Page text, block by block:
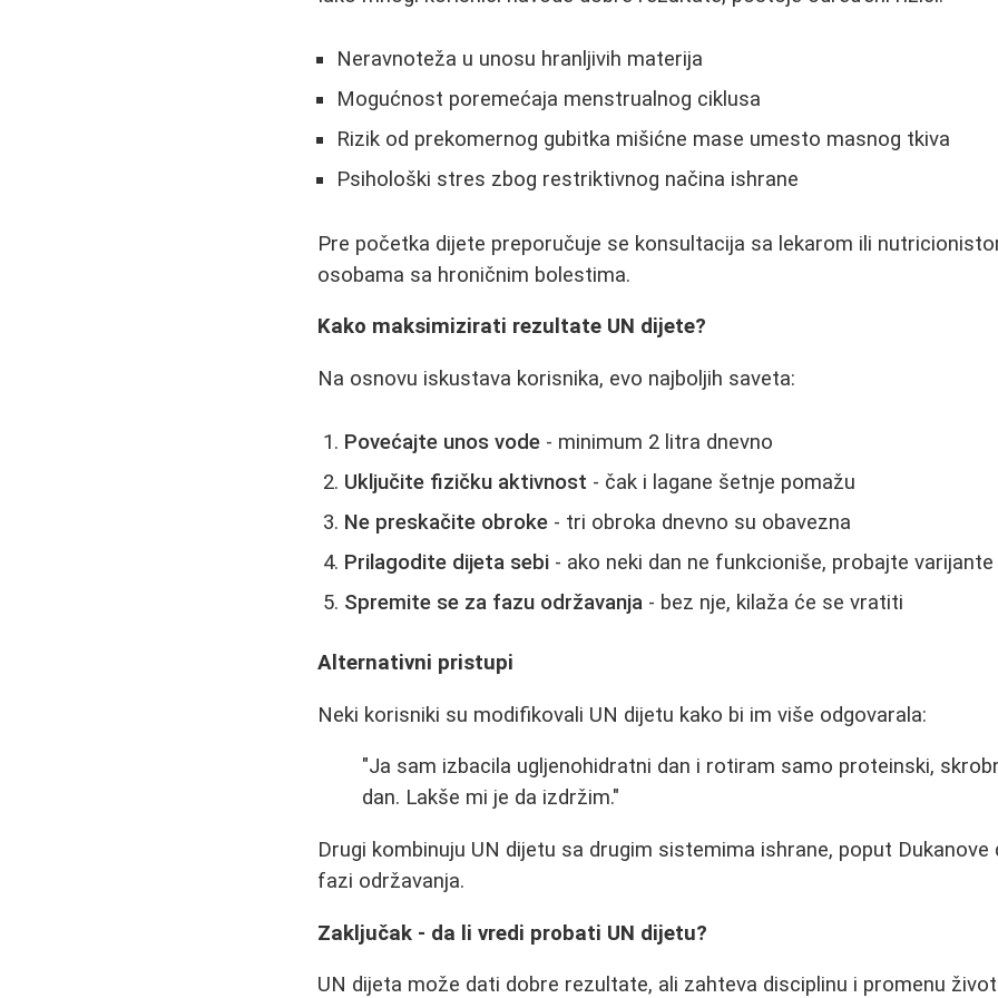
Neravnoteža u unosu hranljivih materija
Mogućnost poremećaja menstrualnog ciklusa
Rizik od prekomernog gubitka mišićne mase umesto masnog tkiva
Psihološki stres zbog restriktivnog načina ishrane
Pre početka dijete preporučuje se konsultacija sa lekarom ili
osobama sa hroničnim bolestima.
Kako maksimizirati rezultate UN dijete?
Na osnovu iskustava korisnika, evo najboljih saveta:
Povećajte unos vode - minimum 2 litra dnevno
Uključite fizičku aktivnost - čak i lagane šetnje pomažu
Ne preskačite obroke - tri obroka dnevno su obavezna
Prilagodite dijeta sebi - ako neki dan ne funkcioniše, probajte varijante
Spremite se za fazu održavanja - bez nje, kilaža će se vratiti
Alternativni pristupi
Neki korisniki su modifikovali UN dijetu kako bi im više odgovarala:
"Ja sam izbacila ugljenohidratni dan i rotiram samo proteinski,
dan. Lakše mi je da izdržim."
Drugi kombinuju UN dijetu sa drugim sistemima ishrane, poput
fazi održavanja.
Zaključak - da li vredi probati UN dijetu?
UN dijeta može dati dobre rezultate, ali zahteva disciplinu i promenu